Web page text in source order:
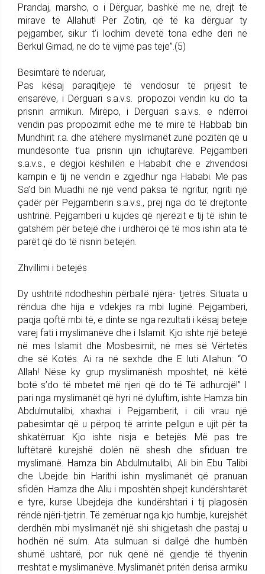
Prandaj, marsho, o i Dërguar, bashkë me ne, drejt të
mirave të Allahut! Për Zotin, që të ka dërguar ty
pejgamber, sikur t’i lodhim devetë tona edhe deri në
Berkul Gimad, ne do të vijmë pas teje”.(5)
Besimtarë të nderuar,
Pas kësaj paraqitjeje të vendosur të prijësit të
ensarëve, i Dërguari s.a.v.s. propozoi vendin ku do ta
prisnin armikun. Mirëpo, i Dërguari s.a.v.s. e ndërroi
vendin pas propozimit edhe më të mirë të Habbab bin
Mundhirit r.a. dhe atëherë myslimanët zunë pozitën që u
mundësonte t’ua prisnin ujin idhujtarëve. Pejgamberi
s.a.v.s., e dëgjoi këshillën e Hababit dhe e zhvendosi
kampin e tij në vendin e zgjedhur nga Hababi. Më pas
Sa’d bin Muadhi në një vend paksa të ngritur, ngriti një
çadër për Pejgamberin s.a.v.s., prej nga do të drejtonte
ushtrinë. Pejgamberi u kujdes që njerëzit e tij të ishin të
gatshëm për betejë dhe i urdhëroi që të mos ishin ata të
parët që do të nisnin betejën.
Zhvillimi i betejës
Dy ushtritë ndodheshin përballë njëra- tjetrës. Situata u
rëndua dhe hija e vdekjes ra mbi luginë. Pejgamberi,
paqja qoftë mbi të, e dinte se nga rezultati i kësaj beteje
varej fati i myslimanëve dhe i Islamit. Kjo ishte një betejë
në mes Islamit dhe Mosbesimit, në mes së Vërtetës
dhe së Kotës. Ai ra në sexhde dhe E luti Allahun: “O
Allah! Nëse ky grup myslimanësh mposhtet, në këtë
botë s’do të mbetet më njeri që do të Të adhurojë!” I
pari nga myslimanët që hyri në dyluftim, ishte Hamza bin
Abdulmutalibi, xhaxhai i Pejgamberit, i cili vrau një
pabesimtar që u përpoq të arrinte pellgun e ujit për ta
shkatërruar. Kjo ishte nisja e betejës. Më pas tre
luftëtarë kurejshë dolën në shesh dhe sfiduan tre
myslimanë. Hamza bin Abdulmutalibi, Ali bin Ebu Talibi
dhe Ubejde bin Harithi ishin myslimanët që pranuan
sfidën. Hamza dhe Aliu i mposhtën shpejt kundërshtarët
e tyre, kurse Ubejdeja dhe kundërshtari i tij plagosën
rëndë njëri-tjetrin. Të zemëruar nga kjo humbje, kurejshët
derdhën mbi myslimanët një shi shigjetash dhe pastaj u
hodhën në sulm. Ata sulmuan si dallgë dhe humbën
shumë ushtarë, por nuk qenë në gjendje të thyenin
rreshtat e myslimanëve. Myslimanët pritën derisa armiku